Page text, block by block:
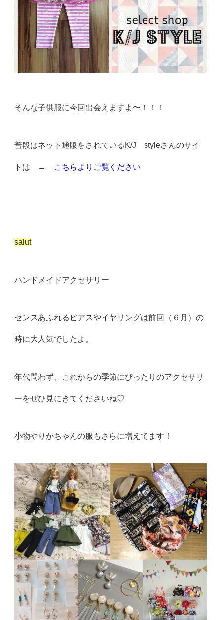
そんな子供服に今回出会えますよ〜！！！
普段はネット通販をされているK/J styleさんのサイ
トは → こちらよりご覧ください
salut
ハンドメイドアクセサリー
センスあふれるピアスやイヤリングは前回（６月）の
時に大人気でしたよ。
年代問わず、これからの季節にぴったりのアクセサリ
ーをぜひ見にきてくださいね♡
小物やりかちゃんの服もさらに増えてます！